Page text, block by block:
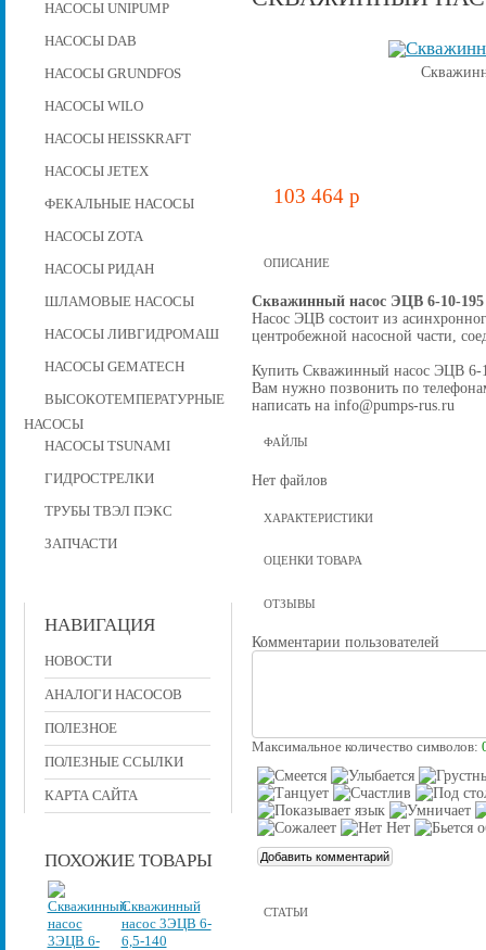
НАСОСЫ UNIPUMP
НАСОСЫ DAB
НАСОСЫ GRUNDFOS
НАСОСЫ WILO
НАСОСЫ HEISSKRAFT
НАСОСЫ JETEX
ФЕКАЛЬНЫЕ НАСОСЫ
НАСОСЫ ZOTA
НАСОСЫ РИДАН
ШЛАМОВЫЕ НАСОСЫ
НАСОСЫ ЛИВГИДРОМАШ
НАСОСЫ GEMATECH
ВЫСОКОТЕМПЕРАТУРНЫЕ
НАСОСЫ
НАСОСЫ TSUNAMI
ГИДРОСТРЕЛКИ
ТРУБЫ ТВЭЛ ПЭКС
ЗАПЧАСТИ
НАВИГАЦИЯ
НОВОСТИ
АНАЛОГИ НАСОСОВ
ПОЛЕЗНОЕ
ПОЛЕЗНЫЕ ССЫЛКИ
КАРТА САЙТА
ПОХОЖИЕ ТОВАРЫ
Скважинный
насос 3ЭЦВ 6-
6,5-140
103 464 p
ОПИСАНИЕ
Скважинный насос ЭЦВ 6-10-195
Насос ЭЦВ состоит из
центробежной наcосной части,
Купить Скважинный насос ЭЦВ 6-
Вам нужно позвонить по
написать на info@pumps-rus.ru
ФАЙЛЫ
Нет файлов
ХАРАКТЕРИСТИКИ
ОЦЕНКИ ТОВАРА
ОТЗЫВЫ
Комментарии пользователей
Максимальное количество символов:
СТАТЬИ